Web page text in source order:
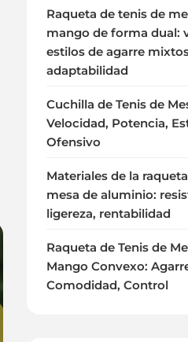
Raqueta de tenis de
mango de forma dual:
estilos de agarre
adaptabilidad
Cuchilla de Tenis de
Velocidad, Potencia,
Ofensivo
Materiales de la
mesa de aluminio:
ligereza, rentabilidad
Raqueta de Tenis de
Mango Convexo:
Comodidad, Control